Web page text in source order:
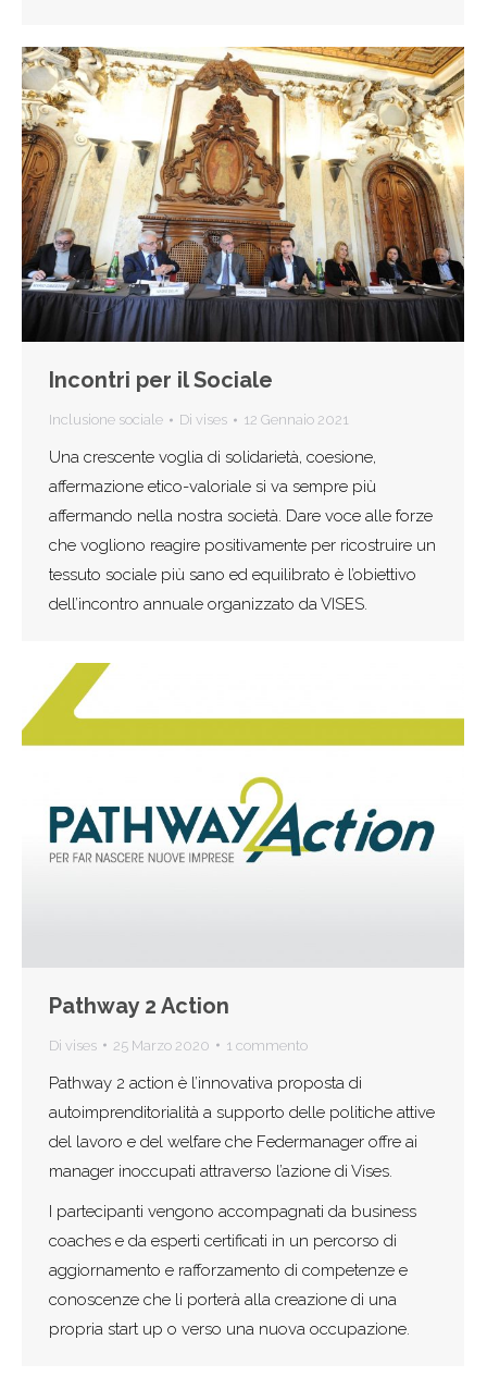
Incontri per il Sociale
Inclusione sociale Di vises 12 Gennaio 2021
Una crescente voglia di solidarietà, coesione,
affermazione etico-valoriale si va sempre più
affermando nella nostra società. Dare voce alle forze
che vogliono reagire positivamente per ricostruire un
tessuto sociale più sano ed equilibrato è l’obiettivo
dell’incontro annuale organizzato da VISES.
Pathway 2 Action
Di vises 25 Marzo 2020 1 commento
Pathway 2 action è l’innovativa proposta di
autoimprenditorialità a supporto delle politiche attive
del lavoro e del welfare che Federmanager offre ai
manager inoccupati attraverso l’azione di Vises.
I partecipanti vengono accompagnati da business
coaches e da esperti certificati in un percorso di
aggiornamento e rafforzamento di competenze e
conoscenze che li porterà alla creazione di una
propria start up o verso una nuova occupazione.